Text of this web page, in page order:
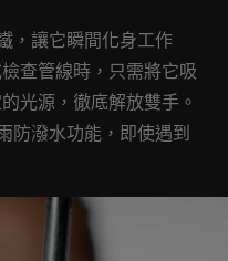
，讓它瞬間化身工作
查管線時，只需將它吸
光源，徹底解放雙手。
防潑水功能，即使遇到